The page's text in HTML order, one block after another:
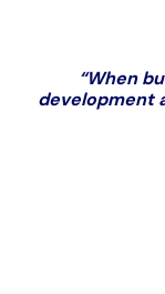
“When
development